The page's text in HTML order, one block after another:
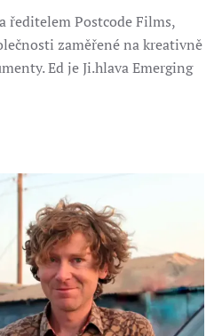
ředitelem Postcode Films,
zaměřené na kreativně
Ed je Ji.hlava Emerging